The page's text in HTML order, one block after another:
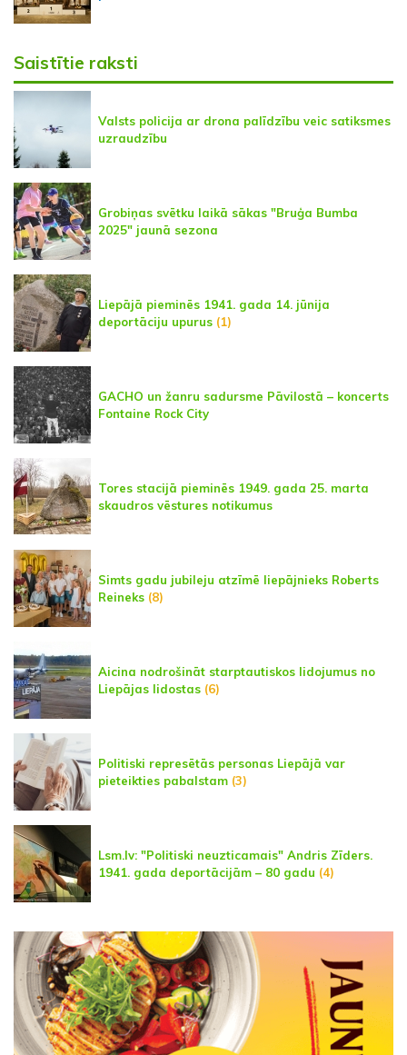
Saistītie raksti
Valsts policija ar drona palīdzību veic satiksmes
uzraudzību
Grobiņas svētku laikā sākas "Bruģa Bumba
2025" jaunā sezona
Liepājā pieminēs 1941. gada 14. jūnija
deportāciju upurus (1)
GACHO un žanru sadursme Pāvilostā – koncerts
Fontaine Rock City
Tores stacijā pieminēs 1949. gada 25. marta
skaudros vēstures notikumus
Simts gadu jubileju atzīmē liepājnieks Roberts
Reineks (8)
Aicina nodrošināt starptautiskos lidojumus no
Liepājas lidostas (6)
Politiski represētās personas Liepājā var
pieteikties pabalstam (3)
Lsm.lv: "Politiski neuzticamais" Andris Zīders.
1941. gada deportācijām – 80 gadu (4)